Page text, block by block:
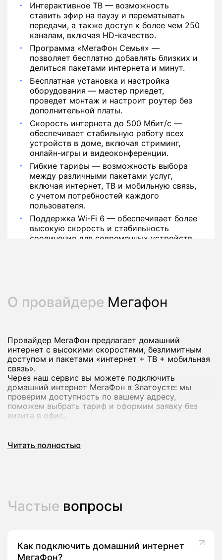
Интерактивное ТВ — возможность
ставить эфир на паузу и перематывать
передачи, а также доступ к более чем 250
каналам, включая HD-качество.
Программа «МегаФон Семья» —
позволяет бесплатно добавлять близких и
делиться пакетами интернета и минут.
Бесплатная установка и настройка
оборудования — мастер приедет,
проведет монтаж и настроит роутер без
дополнительной платы.
Скорость интернета до 500 Мбит/с —
обеспечивает стабильную работу всех
устройств в доме, включая стриминг,
онлайн-игры и видеоконференции.
Гибкие тарифы — возможность выбора
между различными пакетами услуг,
включая интернет, ТВ и мобильную связь,
с учетом потребностей каждого
пользователя.
Поддержка Wi-Fi 6 — обеспечивает более
высокую скорость и стабильность
соединения для современных устройств.
О провайдере Мегафон
Провайдер МегаФон предлагает домашний
интернет с высокими скоростями, безлимитным
доступом и пакетами «интернет + ТВ + мобильная
связь».
Через наш сервис вы можете подключить
домашний интернет МегаФон в Златоусте: мы
проверим доступность по вашему адресу,
поможем выбрать тариф и оформим заявку без
визита в офис.
Почему стоит подключить домашний
высоком качестве на нескольких устройствах
комплексные предложения с ТВ‑каналами и
пакетами мобильной связи.
Читать полностью
Частые вопросы
Как подключить домашний интернет
МегаФон?